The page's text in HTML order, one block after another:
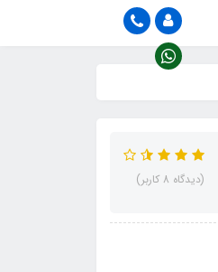
(دیدگاه 8 کاربر)